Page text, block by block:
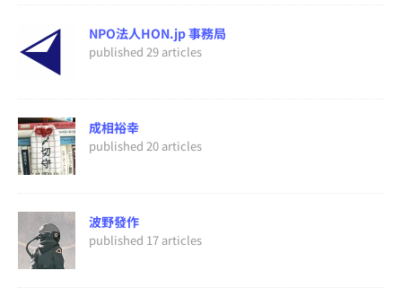
NPO法人HON.jp 事務局
published 29 articles
成相裕幸
published 20 articles
波野發作
published 17 articles